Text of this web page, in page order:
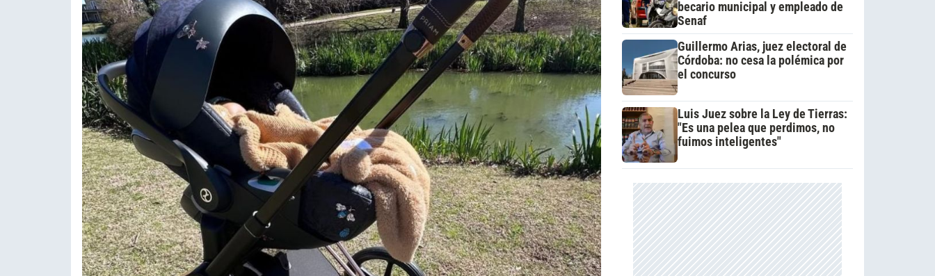
becario municipal y empleado de
Senaf
Guillermo Arias, juez electoral de
Córdoba: no cesa la polémica por
el concurso
Luis Juez sobre la Ley de Tierras:
"Es una pelea que perdimos, no
fuimos inteligentes"